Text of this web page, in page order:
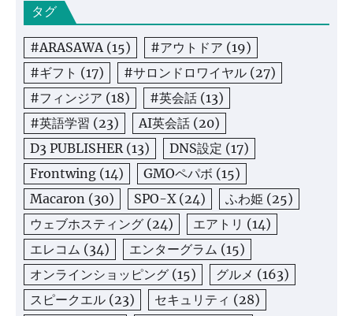
タグ
#ARASAWA(15) #アウトドア (19)
#ギフト (17) #サロンドロワイヤル (27)
#フィンジア (18) #英会話 (13)
#英語学習 (23) AI英会話 (20)
D3 PUBLISHER(13) DNS設定 (17)
Frontwing (14) GMOペパボ (15)
Macaron (30) SPO-X(24) ふわ姫 (25)
ウェブホスティング (24) エアトリ (14)
エレコム (34) エンターグラム (15)
オンラインショッピング (15) グルメ (163)
スピークエル (23) セキュリティ (28)